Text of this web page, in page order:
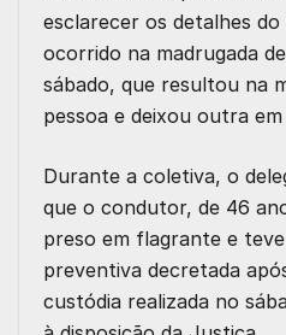
esclarecer os detalhes do
ocorrido na madrugada
sábado, que resultou na
pessoa e deixou outra
Durante a coletiva, o
que o condutor, de 46
preso em flagrante e
preventiva decretada
custódia realizada no